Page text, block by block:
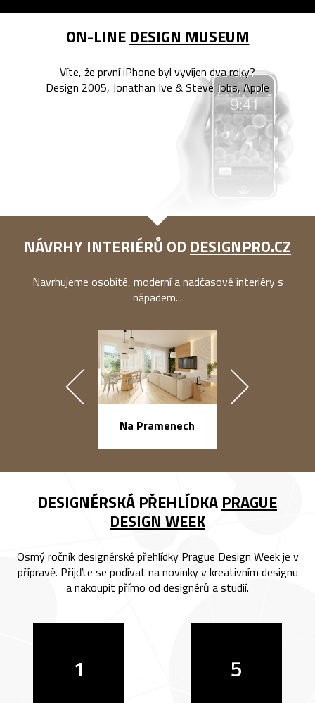
ON-LINE DESIGN MUSEUM
Víte, že první iPhone byl vyvíjen dva roky?
Design 2005, Jonathan Ive & Steve Jobs, Apple
NÁVRHY INTERIÉRŮ OD DESIGNPRO.CZ
Navrhujeme osobité, moderní a nadčasové interiéry s
nápadem...
Na Pramenech
DESIGNÉRSKÁ PŘEHLÍDKA PRAGUE
DESIGN WEEK
Osmý ročník designérské přehlídky Prague Design Week je v
přípravě. Přijďte se podívat na novinky v kreativním designu
a nakoupit přímo od designérů a studií.
1 5